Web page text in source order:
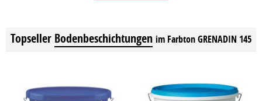
Topseller Bodenbeschichtungen im Farbton GRENADIN 145